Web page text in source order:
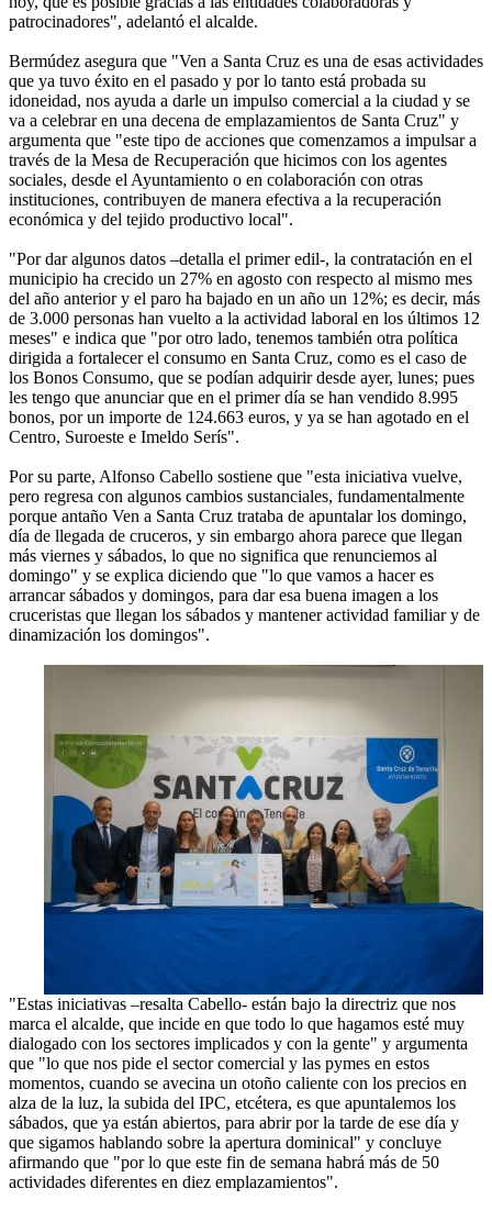
patrocinadores", adelantó el alcalde.
Bermúdez asegura que "Ven a Santa Cruz es una de esas actividades
que ya tuvo éxito en el pasado y por lo tanto está probada su
idoneidad, nos ayuda a darle un impulso comercial a la ciudad y se
va a celebrar en una decena de emplazamientos de Santa Cruz" y
argumenta que "este tipo de acciones que comenzamos a impulsar a
través de la Mesa de Recuperación que hicimos con los agentes
sociales, desde el Ayuntamiento o en colaboración con otras
instituciones, contribuyen de manera efectiva a la recuperación
económica y del tejido productivo local".
"Por dar algunos datos –detalla el primer edil-, la contratación en el
municipio ha crecido un 27% en agosto con respecto al mismo mes
del año anterior y el paro ha bajado en un año un 12%; es decir, más
de 3.000 personas han vuelto a la actividad laboral en los últimos 12
meses" e indica que "por otro lado, tenemos también otra política
dirigida a fortalecer el consumo en Santa Cruz, como es el caso de
los Bonos Consumo, que se podían adquirir desde ayer, lunes; pues
les tengo que anunciar que en el primer día se han vendido 8.995
bonos, por un importe de 124.663 euros, y ya se han agotado en el
Centro, Suroeste e Imeldo Serís".
Por su parte, Alfonso Cabello sostiene que "esta iniciativa vuelve,
pero regresa con algunos cambios sustanciales, fundamentalmente
porque antaño Ven a Santa Cruz trataba de apuntalar los domingo,
día de llegada de cruceros, y sin embargo ahora parece que llegan
más viernes y sábados, lo que no significa que renunciemos al
domingo" y se explica diciendo que "lo que vamos a hacer es
arrancar sábados y domingos, para dar esa buena imagen a los
cruceristas que llegan los sábados y mantener actividad familiar y de
dinamización los domingos".
"Estas iniciativas –resalta Cabello- están bajo la directriz que nos
marca el alcalde, que incide en que todo lo que hagamos esté muy
dialogado con los sectores implicados y con la gente" y argumenta
que "lo que nos pide el sector comercial y las pymes en estos
momentos, cuando se avecina un otoño caliente con los precios en
alza de la luz, la subida del IPC, etcétera, es que apuntalemos los
sábados, que ya están abiertos, para abrir por la tarde de ese día y
que sigamos hablando sobre la apertura dominical" y concluye
afirmando que "por lo que este fin de semana habrá más de 50
actividades diferentes en diez emplazamientos".